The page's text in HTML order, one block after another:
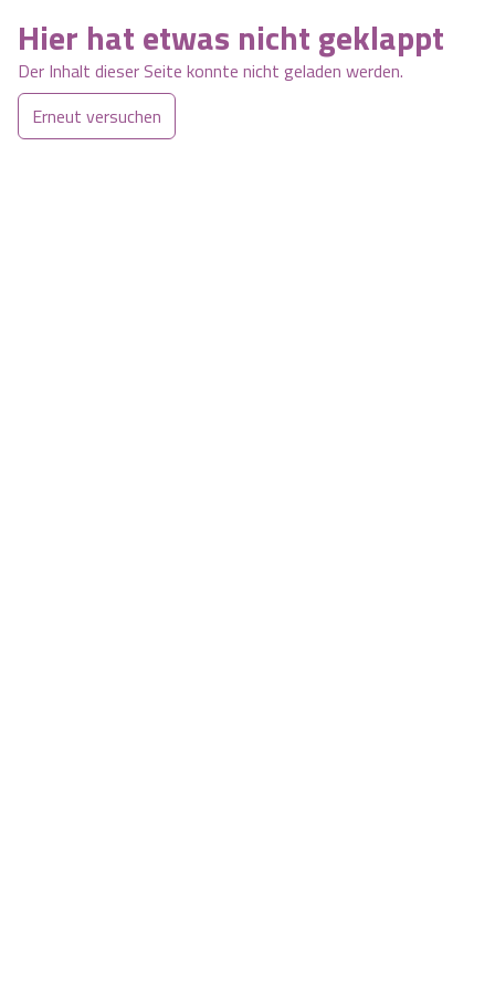
Hier hat etwas nicht geklappt
Der Inhalt dieser Seite konnte nicht geladen werden.
Erneut versuchen